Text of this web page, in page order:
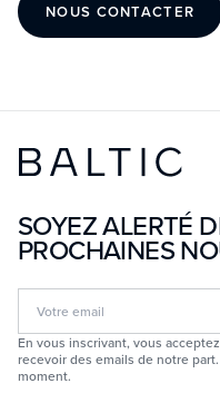
NOUS CONTACTER
SOYEZ ALERTÉ
PROCHAINES
En vous inscrivant, vous
recevoir des emails de notre
moment.